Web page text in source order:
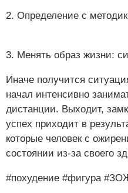
2. Определение с
3. Менять образ жизни:
Иначе получится
начал интенсивно
дистанции. Выходит,
успех приходит в
которые человек с
состоянии из-за своего
#похудение #фигура